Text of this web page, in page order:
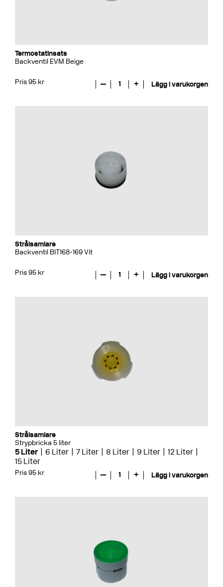
Termostatinsats
Backventil EVM Beige
Pris 95 kr — 1 + Lägg i varukorgen
Strålsamlare
Backventil BIT168-169 Vit
Pris 95 kr — 1 + Lägg i varukorgen
Strålsamlare
Strypbricka 5 liter
5 Liter 6 Liter 7 Liter 8 Liter 9 Liter
12 Liter
15 Liter
Pris 95 kr — 1 + Lägg i varukorgen